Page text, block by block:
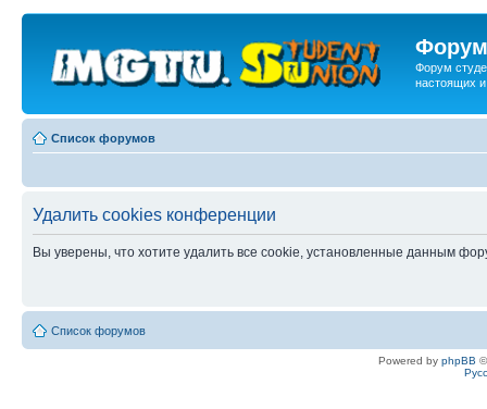
Форум
настоящих
Список форумов
Удалить cookies конференции
Вы уверены, что хотите удалить все cookie, установленные данным
Список форумов
Powered by phpBB